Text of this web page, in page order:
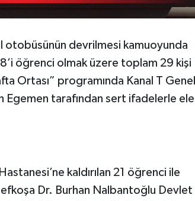
otobüsünün devrilmesi kamuoyunda
öğrenci olmak üzere toplam 29 kişi
Ortası” programında Kanal T Genel
Egemen tarafından sert ifadelerle ele
kaldırılan 21 öğrenci ile
Dr. Burhan Nalbantoğlu Devlet